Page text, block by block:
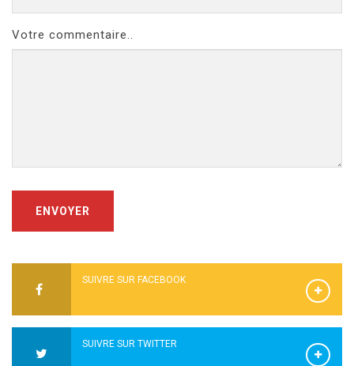
Votre commentaire..
ENVOYER
SUIVRE SUR FACEBOOK
SUIVRE SUR TWITTER